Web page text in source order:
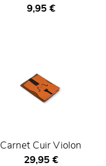
Prix ​​actuel
9,95 €
Carnet Cuir Violon
Prix ​​actuel
29,95 €